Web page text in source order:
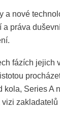
a nové
práva
fázích jejich
kola, Series A
zakladatelů